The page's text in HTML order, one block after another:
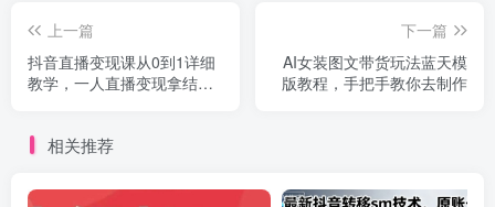
上一篇
抖音直播变现课从0到1详细
教学，一人直播变现拿结果
下一篇
AI女装图文带货玩法蓝天模
版教程，手把手教你去制作
相关推荐